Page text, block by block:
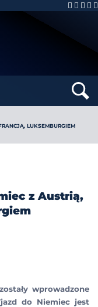
LUKSEMBURGIEM
z Austrią,
wprowadzone
do Niemiec jest